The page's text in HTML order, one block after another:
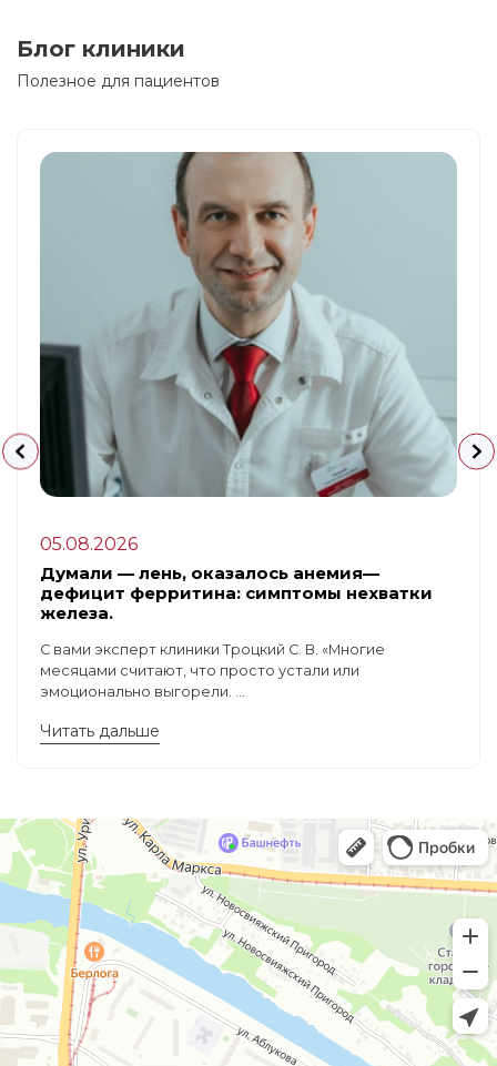
Блог клиники
Полезное для пациентов
05.08.2026
Думали — лень, оказалось анемия—
дефицит ферритина: симптомы нехватки
железа.
С вами эксперт клиники Троцкий С. В. «Многие
месяцами считают, что просто устали или
эмоционально выгорели. ...
Читать дальше